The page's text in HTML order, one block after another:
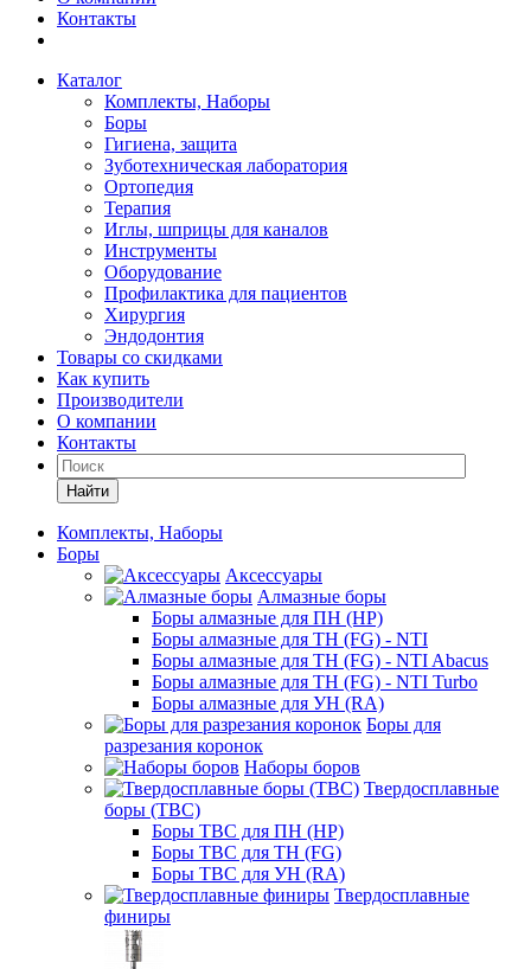
Контакты
Каталог
Комплекты, Наборы
Боры
Гигиена, защита
Зуботехническая лаборатория
Ортопедия
Терапия
Иглы, шприцы для каналов
Инструменты
Оборудование
Профилактика для пациентов
Хирургия
Эндодонтия
Товары со скидками
Как купить
Производители
О компании
Контакты
Найти
Комплекты, Наборы
Боры
Аксессуары
Алмазные боры
Боры алмазные для ПН (HP)
Боры алмазные для ТН (FG) - NTI
Боры алмазные для ТН (FG) - NTI Abacus
Боры алмазные для ТН (FG) - NTI Turbo
Боры алмазные для УН (RA)
Боры для
разрезания коронок
Наборы боров
Твердосплавные
боры (ТВС)
Боры ТВС для ПН (HP)
Боры ТВС для ТН (FG)
Боры ТВС для УН (RA)
Твердосплавные
финиры